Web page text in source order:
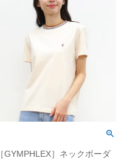
［GYMPHLEX］ネックボーダ